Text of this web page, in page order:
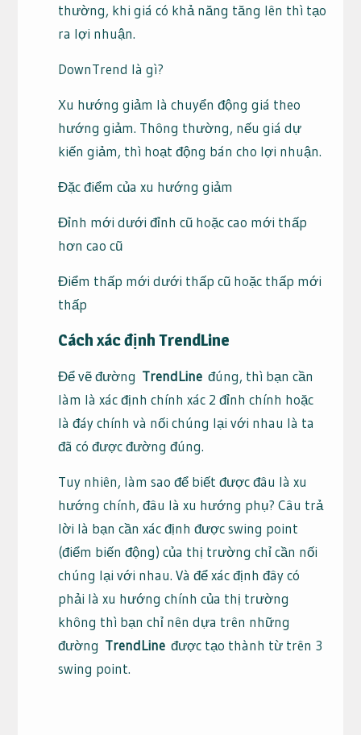
thường, khi giá có khả năng tăng lên thì tạo
ra lợi nhuận.
DownTrend là gì?
Xu hướng giảm là chuyển động giá theo
hướng giảm. Thông thường, nếu giá dự
kiến giảm, thì hoạt động bán cho lợi nhuận.
Đặc điểm của xu hướng giảm
Đỉnh mới dưới đỉnh cũ hoặc cao mới thấp
hơn cao cũ
Điểm thấp mới dưới thấp cũ hoặc thấp mới
thấp
Cách xác định TrendLine
Để vẽ đường TrendLine đúng, thì bạn cần
làm là xác định chính xác 2 đỉnh chính hoặc
là đáy chính và nối chúng lại với nhau là ta
đã có được đường đúng.
Tuy nhiên, làm sao để biết được đâu là xu
hướng chính, đâu là xu hướng phụ? Câu trả
lời là bạn cần xác định được swing point
(điểm biến động) của thị trường chỉ cần nối
chúng lại với nhau. Và để xác định đây có
phải là xu hướng chính của thị trường
không thì bạn chỉ nên dựa trên những
đường TrendLineđược tạo thành từ trên 3
swing point.